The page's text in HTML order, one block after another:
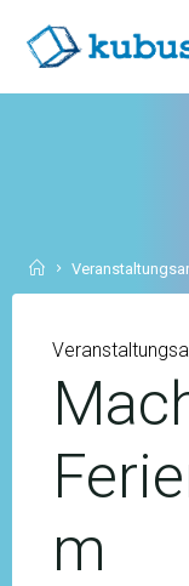
content
Home
m